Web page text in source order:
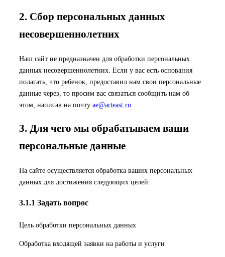
2. Сбор персональных данных
несовершеннолетних
Наш сайт не предназначен для обработки персональных
данных несовершеннолетних. Если у вас есть основания
полагать, что ребенок, предоставил нам свои персональные
данные через, то просим вас связаться сообщить нам об
этом, написав на почту ae@arteast.ru
3. Для чего мы обрабатываем ваши
персональные данные
На сайте осуществляется обработка ваших персональных
данных для достижения следующих целей:
3.1.1 Задать вопрос
Цель обработки персональных данных
Обработка входящей заявки на работы и услуги